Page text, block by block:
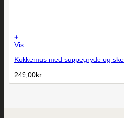
+
Vis
Kokkemus med suppegryde og ske
249,00kr.